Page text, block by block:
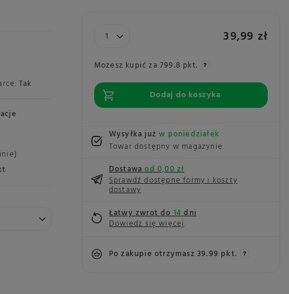
Tak
39,99 zł
Możesz kupić za 799.8 pkt.
Dodaj do koszyka
Wysyłka jużw poniedziałek
Towar dostępny w magazynie
Dostawaod 0,00 zł
Sprawdź dostępne formy i koszty
dostawy
Łatwy zwrot do14dni
Dowiedz się więcej
Po zakupie otrzymasz 39.99 pkt.